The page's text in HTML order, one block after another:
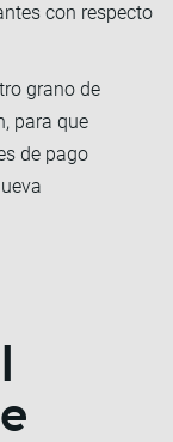
con respecto
grano de
para que
de pago